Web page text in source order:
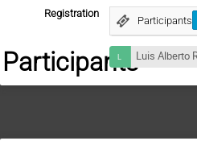
Registration
Participants
ParticipantsLuis Alberto